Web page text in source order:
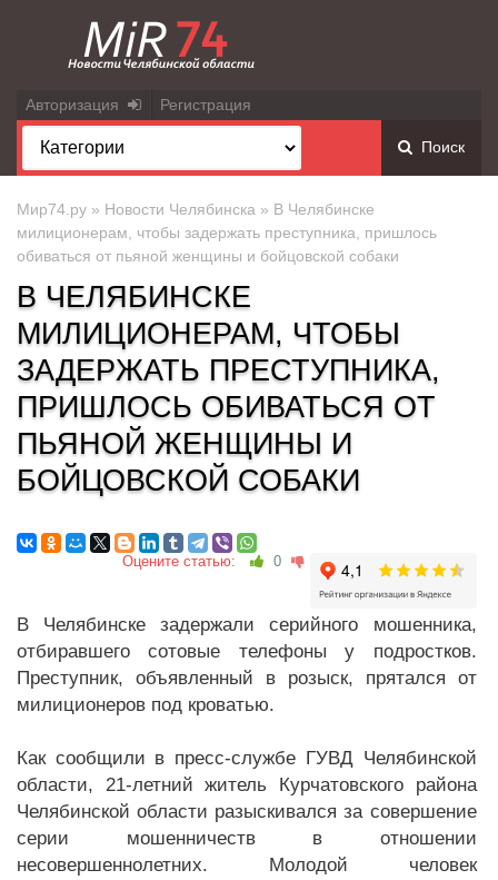
Авторизация Регистрация
Поиск
Мир74.ру » Новости Челябинска » В Челябинске
милиционерам, чтобы задержать преступника, пришлось
обиваться от пьяной женщины и бойцовской собаки
В ЧЕЛЯБИНСКЕ
МИЛИЦИОНЕРАМ, ЧТОБЫ
ЗАДЕРЖАТЬ ПРЕСТУПНИКА,
ПРИШЛОСЬ ОБИВАТЬСЯ ОТ
ПЬЯНОЙ ЖЕНЩИНЫ И
БОЙЦОВСКОЙ СОБАКИ
Оцените статью: 0
В Челябинске задержали серийного мошенника,
отбиравшего сотовые телефоны у подростков.
Преступник, объявленный в розыск, прятался от
милиционеров под кроватью.
Как сообщили в пресс-службе ГУВД Челябинской
области, 21-летний житель Курчатовского района
Челябинской области разыскивался за совершение
серии мошенничеств в отношении
несовершеннолетних. Молодой человек